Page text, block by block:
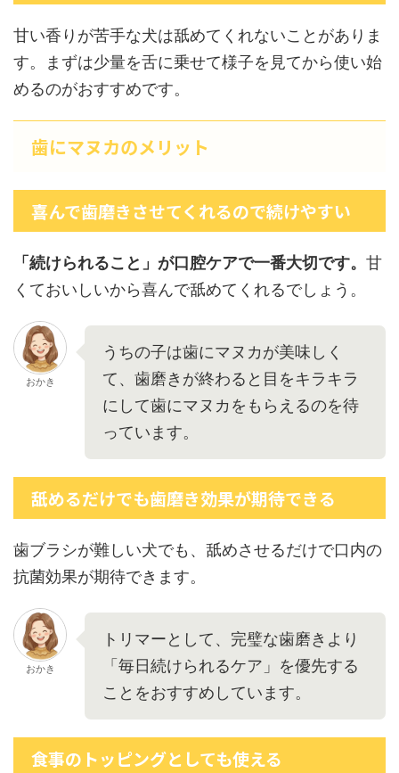
甘い香りが苦手な犬は舐めてくれないことがありま
す。まずは少量を舌に乗せて様子を見てから使い始
めるのがおすすめです。
歯にマヌカのメリット
喜んで歯磨きさせてくれるので続けやすい
「続けられること」が口腔ケアで一番大切です。 甘
くておいしいから喜んで舐めてくれるでしょう。
おかき
うちの子は歯にマヌカが美味しく
て、歯磨きが終わると目をキラキラ
にして歯にマヌカをもらえるのを待
っています。
舐めるだけでも歯磨き効果が期待できる
歯ブラシが難しい犬でも、舐めさせるだけで口内の
抗菌効果が期待できます。
おかき
トリマーとして、完璧な歯磨きより
「毎日続けられるケア」を優先する
ことをおすすめしています。
食事のトッピングとしても使える